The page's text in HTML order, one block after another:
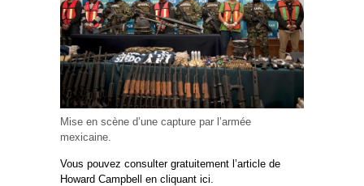
Mise en scène d’une capture par l’armée
mexicaine.
Vous pouvez consulter gratuitement l’article de
Howard Campbell en cliquant ici.